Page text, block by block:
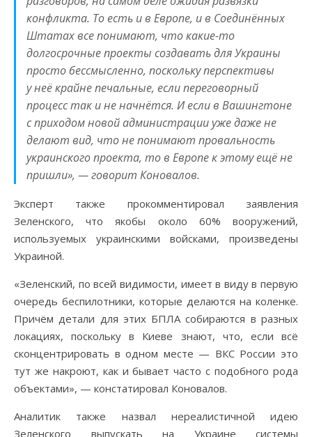
конфликта. То есть и в Европе, и в Соединённых
Штатах все понимают, что какие-то
долгосрочные проекты создавать для Украины
просто бессмысленно, поскольку перспективы
у неё крайне печальные, если переговорный
процесс так и не начнётся. И если в Вашингтоне
с приходом новой администрации уже даже не
делают вид, что не понимают провальность
украинского проекта, то в Европе к этому ещё не
пришли», — говорит Коновалов.
Эксперт также прокомментировал заявления
Зеленского, что якобы около 60% вооружений,
используемых украинскими войсками, произведены
Украиной.
«Зеленский, по всей видимости, имеет в виду в первую
очередь беспилотники, которые делаются на коленке.
Причём детали для этих БПЛА собираются в разных
локациях, поскольку в Киеве знают, что, если всё
сконцентрировать в одном месте — ВКС России это
тут же накроют, как и бывает часто с подобного рода
объектами», — констатировал Коновалов.
Аналитик также назвал нереалистичной идею
Зеленского выпускать на Украине системы